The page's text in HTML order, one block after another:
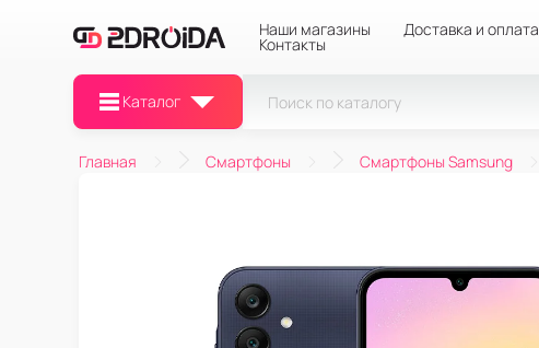
Наши магазины Доставка и оплата
Контакты
Каталог
Главная Смартфоны Смартфоны Samsung